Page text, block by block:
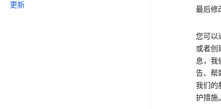
更新
最后修
您可以
或者创
息，我
告、帮
我们的
护措施。